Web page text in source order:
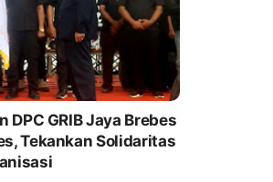
DPC GRIB Jaya Brebes
Tekankan Solidaritas